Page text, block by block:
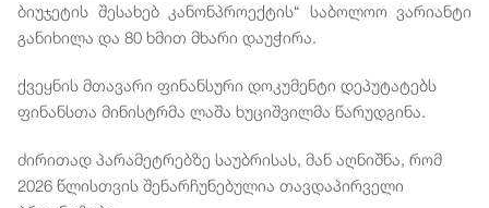
ბიუჯეტის შესახებ კანონპროექტის“ საბოლოო ვარიანტი
განიხილა და 80 ხმით მხარი დაუჭირა.
ქვეყნის მთავარი ფინანსური დოკუმენტი დეპუტატებს
ფინანსთა მინისტრმა ლაშა ხუციშვილმა წარუდგინა.
ძირითად პარამეტრებზე საუბრისას, მან აღნიშნა, რომ
2026 წლისთვის შენარჩუნებულია თავდაპირველი